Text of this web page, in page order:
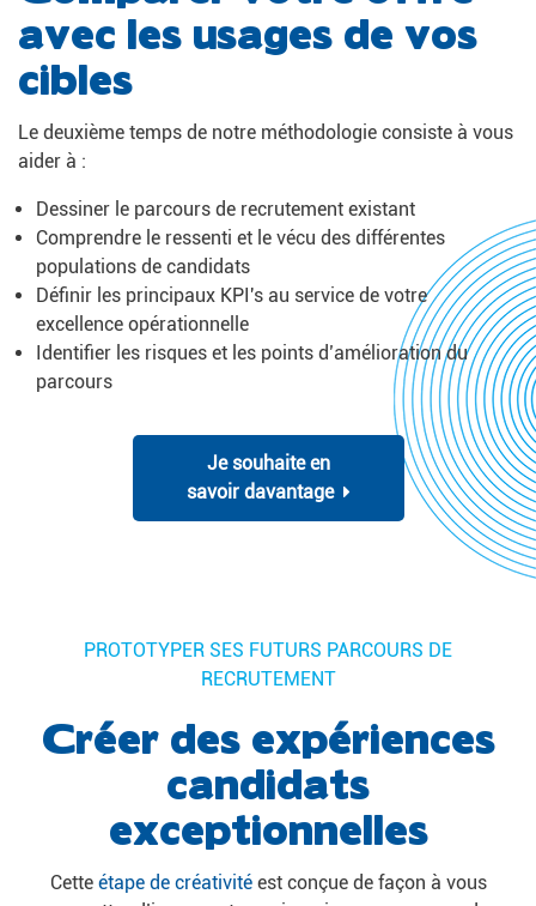
avec les usages de vos
cibles
Le deuxième temps de notre méthodologie consiste à vous
aider à :
Dessiner le parcours de recrutement existant
Comprendre le ressenti et le vécu des différentes
populations de candidats
Définir les principaux KPI's au service de votre
excellence opérationnelle
Identifier les risques et les points d’amélioration du
parcours
Je souhaite en
savoir davantage
PROTOTYPER SES FUTURS PARCOURS DE
RECRUTEMENT
Créer des expériences
candidats
exceptionnelles
Cette étape de créativitéest conçue de façon à vous